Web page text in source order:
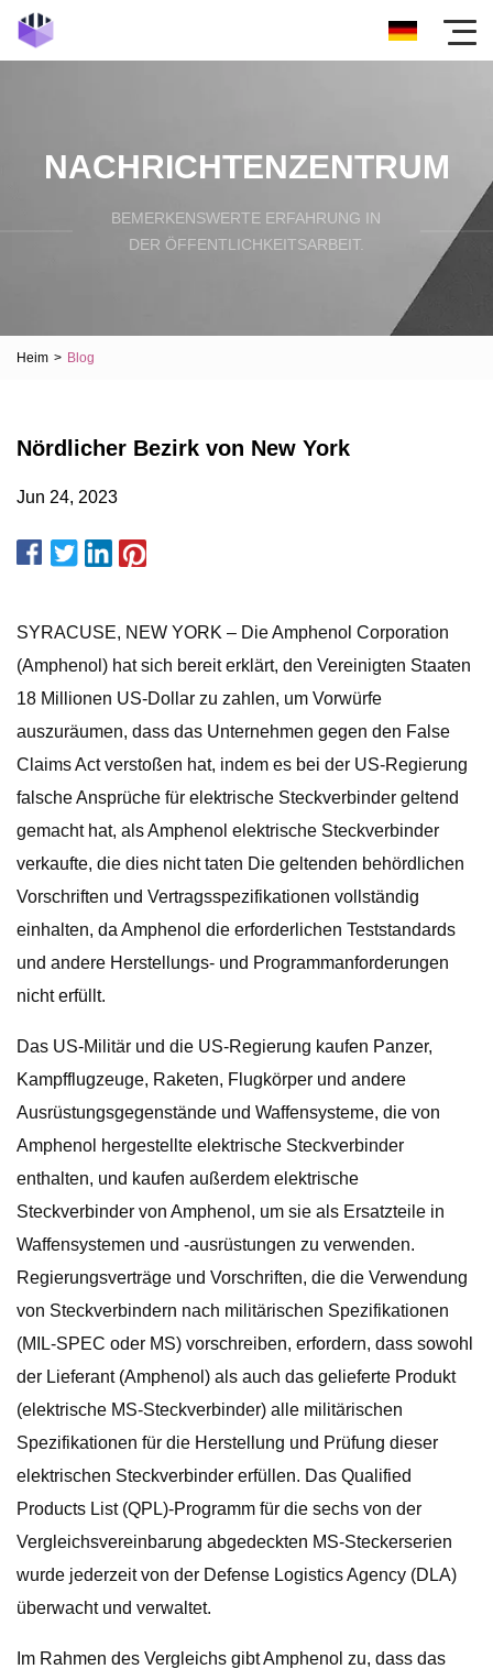
NACHRICHTENZENTRUM
BEMERKENSWERTE ERFAHRUNG IN
DER ÖFFENTLICHKEITSARBEIT.
Heim > Blog
Nördlicher Bezirk von New York
Jun 24, 2023
SYRACUSE, NEW YORK – Die Amphenol Corporation
(Amphenol) hat sich bereit erklärt, den Vereinigten Staaten
18 Millionen US-Dollar zu zahlen, um Vorwürfe
auszuräumen, dass das Unternehmen gegen den False
Claims Act verstoßen hat, indem es bei der US-Regierung
falsche Ansprüche für elektrische Steckverbinder geltend
gemacht hat, als Amphenol elektrische Steckverbinder
verkaufte, die dies nicht taten Die geltenden behördlichen
Vorschriften und Vertragsspezifikationen vollständig
einhalten, da Amphenol die erforderlichen Teststandards
und andere Herstellungs- und Programmanforderungen
nicht erfüllt.
Das US-Militär und die US-Regierung kaufen Panzer,
Kampfflugzeuge, Raketen, Flugkörper und andere
Ausrüstungsgegenstände und Waffensysteme, die von
Amphenol hergestellte elektrische Steckverbinder
enthalten, und kaufen außerdem elektrische
Steckverbinder von Amphenol, um sie als Ersatzteile in
Waffensystemen und -ausrüstungen zu verwenden.
Regierungsverträge und Vorschriften, die die Verwendung
von Steckverbindern nach militärischen Spezifikationen
(MIL-SPEC oder MS) vorschreiben, erfordern, dass sowohl
der Lieferant (Amphenol) als auch das gelieferte Produkt
(elektrische MS-Steckverbinder) alle militärischen
Spezifikationen für die Herstellung und Prüfung dieser
elektrischen Steckverbinder erfüllen. Das Qualified
Products List (QPL)-Programm für die sechs von der
Vergleichsvereinbarung abgedeckten MS-Steckerserien
wurde jederzeit von der Defense Logistics Agency (DLA)
überwacht und verwaltet.
Im Rahmen des Vergleichs gibt Amphenol zu, dass das